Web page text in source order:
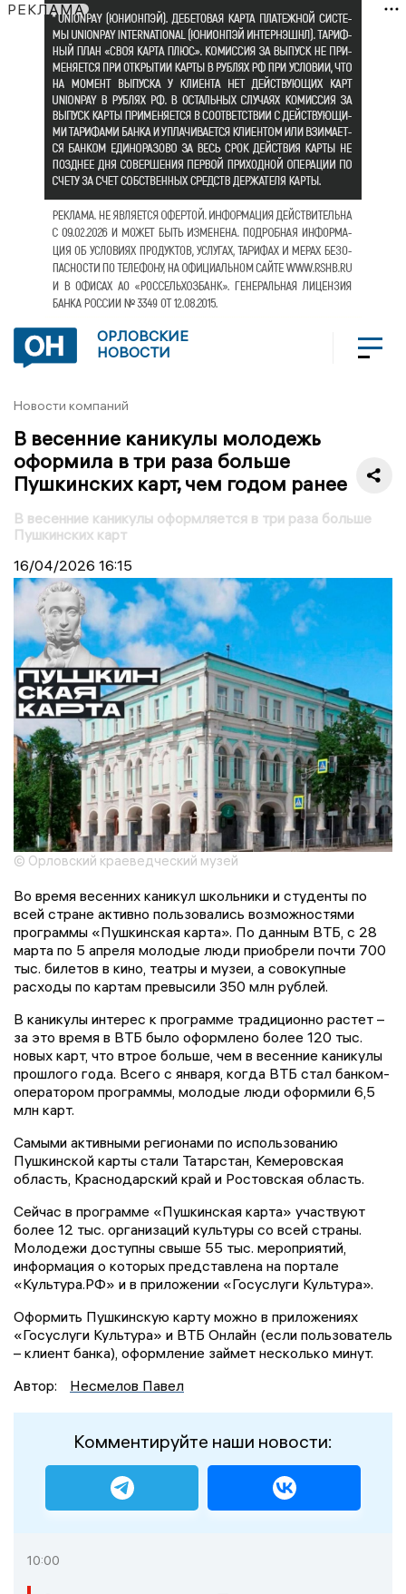
РЕКЛАМА
ОРЛОВСКИЕ
НОВОСТИ
Новости компаний
В весенние каникулы молодежь
оформила в три раза больше
Пушкинских карт, чем годом ранее
В весенние каникулы оформляется в три раза больше
Пушкинских карт
16/04/2026 16:15
© Орловский краеведческий музей
Во время весенних каникул школьники и студенты по
всей стране активно пользовались возможностями
программы «Пушкинская карта». По данным ВТБ, с 28
марта по 5 апреля молодые люди приобрели почти 700
тыс. билетов в кино, театры и музеи, а совокупные
расходы по картам превысили 350 млн рублей.
В каникулы интерес к программе традиционно растет –
за это время в ВТБ было оформлено более 120 тыс.
новых карт, что втрое больше, чем в весенние каникулы
прошлого года. Всего с января, когда ВТБ стал банком-
оператором программы, молодые люди оформили 6,5
млн карт.
Самыми активными регионами по использованию
Пушкинской карты стали Татарстан, Кемеровская
область, Краснодарский край и Ростовская область.
Сейчас в программе «Пушкинская карта» участвуют
более 12 тыс. организаций культуры со всей страны.
Молодежи доступны свыше 55 тыс. мероприятий,
информация о которых представлена на портале
«Культура.РФ» и в приложении «Госуслуги Культура».
Оформить Пушкинскую карту можно в приложениях
«Госуслуги Культура» и ВТБ Онлайн (если пользователь
– клиент банка), оформление займет несколько минут.
Автор:
Несмелов Павел
Комментируйте наши новости:
10:00